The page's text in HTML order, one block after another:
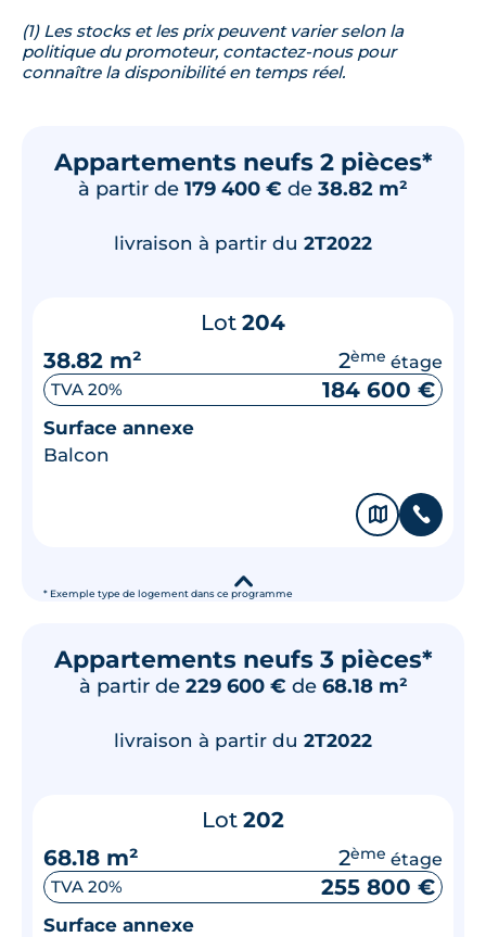
(1) Les stocks et les prix peuvent varier selon la
politique du promoteur, contactez-nous pour
connaître la disponibilité en temps réel.
Appartements neufs 2 pièces*
à partir de 179 400 € de 38.82 m²
* Exemple type de logement dans ce programme
livraison à partir du 2T2022
Lot 204
38.82 m²
2ème étage
TVA 20% 184 600 €
Surface annexe
Balcon
🗞 📞
▾
Appartements neufs 3 pièces*
à partir de 229 600 € de 68.18 m²
livraison à partir du 2T2022
Lot 202
68.18 m²
2ème étage
TVA 20% 255 800 €
Surface annexe